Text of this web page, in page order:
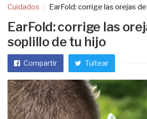
Cuidados
EarFold: corrige las orejas
EarFold: corrige las
soplillo de tu hijo
Compartir Tuitear